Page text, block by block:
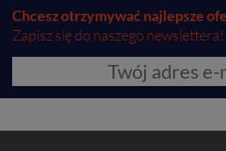
Chcesz otrzymywać najlepsze
Zapisz się do naszego newslettera!